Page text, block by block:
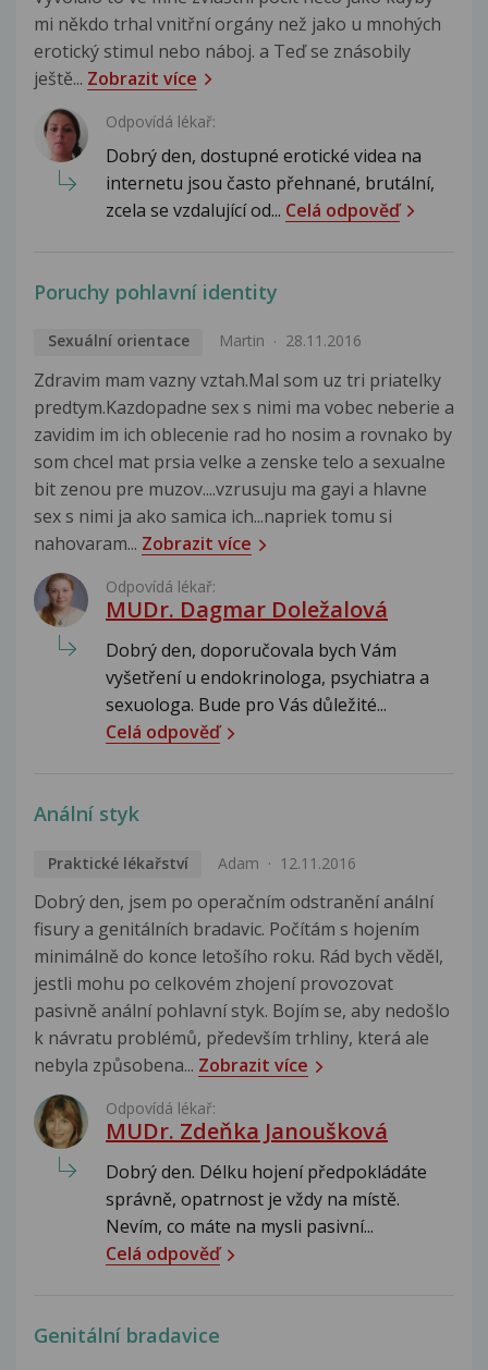
mi někdo trhal vnitřní orgány než jako u mnohých
erotický stimul nebo náboj. a Teď se znásobily
ještě... Zobrazit více
Odpovídá lékař:
Dobrý den, dostupné erotické videa na
internetu jsou často přehnané, brutální,
zcela se vzdalující od... Celá odpověď
Poruchy pohlavní identity
Sexuální orientace Martin 28.11.2016
Zdravim mam vazny vztah.Mal som uz tri priatelky
predtym.Kazdopadne sex s nimi ma vobec neberie a
zavidim im ich oblecenie rad ho nosim a rovnako by
som chcel mat prsia velke a zenske telo a sexualne
bit zenou pre muzov....vzrusuju ma gayi a hlavne
sex s nimi ja ako samica ich...napriek tomu si
nahovaram... Zobrazit více
Odpovídá lékař:
MUDr. Dagmar Doležalová
Dobrý den, doporučovala bych Vám
vyšetření u endokrinologa, psychiatra a
sexuologa. Bude pro Vás důležité...
Celá odpověď
Anální styk
Praktické lékařství Adam 12.11.2016
Dobrý den, jsem po operačním odstranění anální
fisury a genitálních bradavic. Počítám s hojením
minimálně do konce letošího roku. Rád bych věděl,
jestli mohu po celkovém zhojení provozovat
pasivně anální pohlavní styk. Bojím se, aby nedošlo
k návratu problémů, především trhliny, která ale
nebyla způsobena... Zobrazit více
Odpovídá lékař:
MUDr. Zdeňka Janoušková
Dobrý den. Délku hojení předpokládáte
správně, opatrnost je vždy na místě.
Nevím, co máte na mysli pasivní...
Celá odpověď
Genitální bradavice